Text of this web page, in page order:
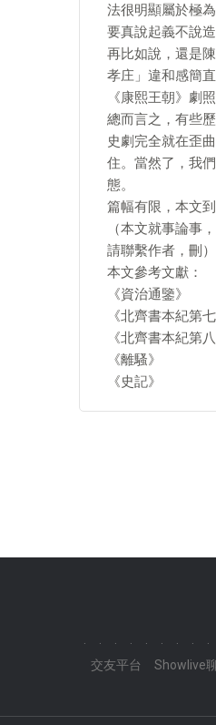
法很明顯屬於極
要真說起義不說
再比如說，還是
孝庄」違和感簡
《康熙王朝》劇照
總而言之，有些
史劇完全就在歪
住。當然了，我
態。
篇幅有限，本文
（本文就事論事
請聯繫作者，刪）
本文參考文獻：
《資治通鑒》
《北齊書本紀第
《北齊書本紀第
《離騷》
《史記》
交友平台
Showlive